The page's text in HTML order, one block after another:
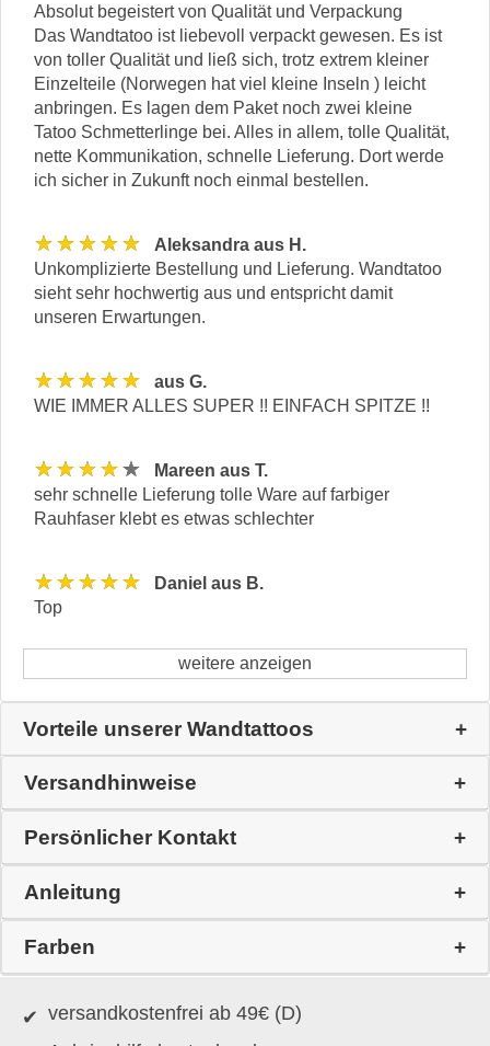
Absolut begeistert von Qualität und Verpackung
Das Wandtatoo ist liebevoll verpackt gewesen. Es ist
von toller Qualität und ließ sich, trotz extrem kleiner
Einzelteile (Norwegen hat viel kleine Inseln ) leicht
anbringen. Es lagen dem Paket noch zwei kleine
Tatoo Schmetterlinge bei. Alles in allem, tolle Qualität,
nette Kommunikation, schnelle Lieferung. Dort werde
ich sicher in Zukunft noch einmal bestellen.
★★★★★
Aleksandra aus H.
Unkomplizierte Bestellung und Lieferung. Wandtatoo
sieht sehr hochwertig aus und entspricht damit
unseren Erwartungen.
★★★★★
aus G.
WIE IMMER ALLES SUPER !! EINFACH SPITZE !!
★★★★★
Mareen aus T.
sehr schnelle Lieferung tolle Ware auf farbiger
Rauhfaser klebt es etwas schlechter
★★★★★
Daniel aus B.
Top
weitere anzeigen
Vorteile unserer Wandtattoos
Versandhinweise
Persönlicher Kontakt
Anleitung
Farben
versandkostenfrei ab 49€ (D)